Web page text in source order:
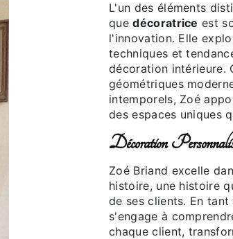
L'un des éléments
quedécoratrice est
l'innovation. Elle
techniques et
décoration intérieure.
géométriques
intemporels, Zoé
des espaces uniques
Décoration
Zoé Briand excelle
histoire, une histoire
de ses clients. En tant
s'engage à
chaque client,